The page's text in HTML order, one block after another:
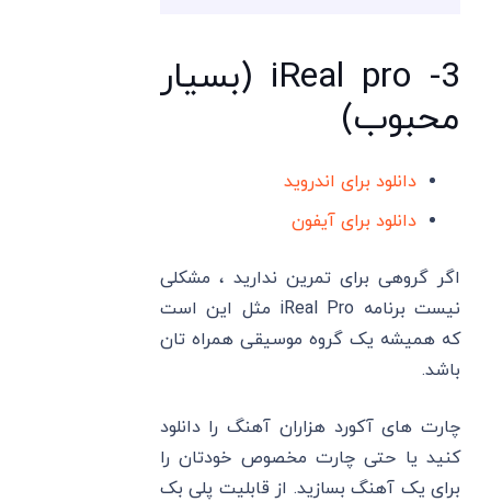
3- iReal pro (بسیار
محبوب)
دانلود برای اندروید
دانلود برای آیفون
اگر گروهی برای تمرین ندارید ، مشکلی
نیست برنامه iReal Pro مثل این است
که همیشه یک گروه موسیقی همراه تان
باشد.
چارت های آکورد هزاران آهنگ را دانلود
کنید یا حتی چارت مخصوص خودتان را
برای یک آهنگ بسازید. از قابلیت پلی بک